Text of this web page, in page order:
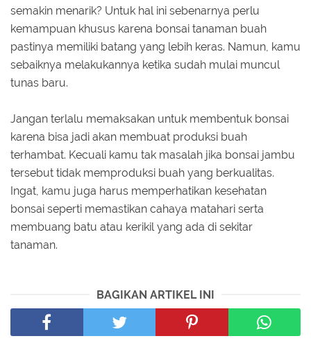
semakin menarik? Untuk hal ini sebenarnya perlu
kemampuan khusus karena bonsai tanaman buah
pastinya memiliki batang yang lebih keras. Namun, kamu
sebaiknya melakukannya ketika sudah mulai muncul
tunas baru.
Jangan terlalu memaksakan untuk membentuk bonsai
karena bisa jadi akan membuat produksi buah
terhambat. Kecuali kamu tak masalah jika bonsai jambu
tersebut tidak memproduksi buah yang berkualitas.
Ingat, kamu juga harus memperhatikan kesehatan
bonsai seperti memastikan cahaya matahari serta
membuang batu atau kerikil yang ada di sekitar
tanaman.
BAGIKAN ARTIKEL INI